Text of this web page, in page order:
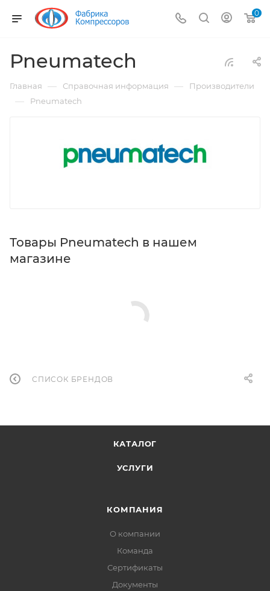
0
Pneumatech
Главная — Справочная информация — Производители
— Pneumatech
Товары Pneumatech в нашем
магазине
СПИСОК БРЕНДОВ
КАТАЛОГ
УСЛУГИ
КОМПАНИЯ
О компании
Команда
Сертификаты
Документы